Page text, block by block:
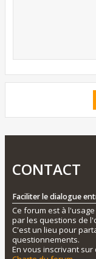
CONTACT
Faciliter le dialogue
Ce forum est à
par les questions de
C'est un lieu pour
questionnements.
En vous inscrivant